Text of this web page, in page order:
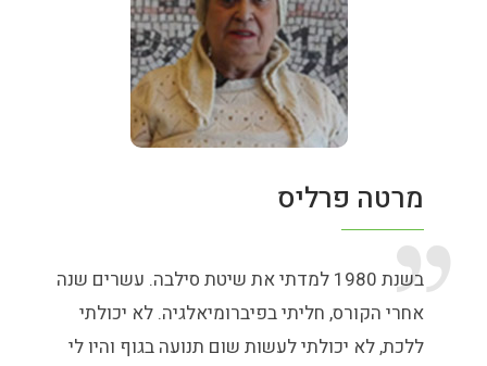
מרטה פרליס
בשנת 1980 למדתי את שיטת סילבה. עשרים שנה
אחרי הקורס, חליתי בפיברומיאלגיה. לא יכולתי
ללכת, לא יכולתי לעשות שום תנועה בגוף והיו לי